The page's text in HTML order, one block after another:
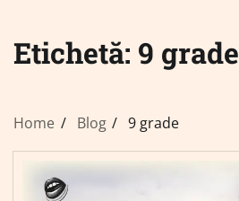
Etichetă: 9 grade
Home Blog 9 grade